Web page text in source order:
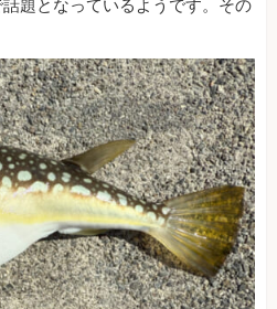
題となっているようです。その